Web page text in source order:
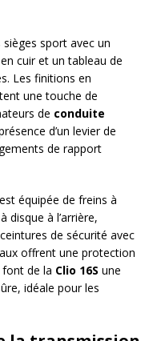
sport avec un
cuir et un tableau de
Les finitions en
une touche de
de conduite
d’un levier de
de rapport
est équipée de freins à
disque à l’arrière,
de sécurité avec
offrent une protection
font de la Clio 16S une
idéale pour les